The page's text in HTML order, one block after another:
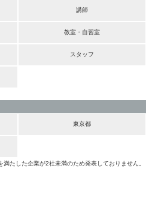
講師
教室・自習室
スタッフ
東京都
たした企業が2社未満のため発表しておりません。